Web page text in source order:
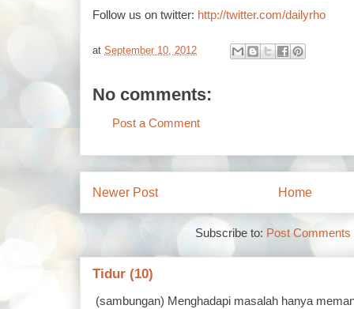
Follow us on twitter: http://twitter.com/dailyrho
at September 10, 2012
No comments:
Post a Comment
Newer Post Home
Subscribe to: Post Comments
Tidur (10)
(sambungan) Menghadapi masalah hanya